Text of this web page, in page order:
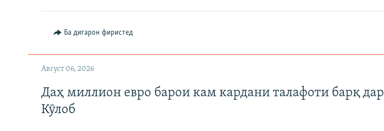
Ба дигарон фиристед
Август 06, 2026
Даҳ миллион евро барои кам кардани талафоти барқ дар
Кӯлоб